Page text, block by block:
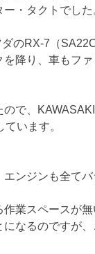
・タクトでした
のRX-7（
降り、車もフ
で、
います。
ンジンも全てバ
業スペースが無
なるのですが